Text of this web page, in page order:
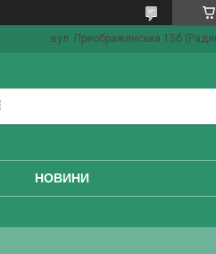
вул. Преображенська 15б
НОВИНИ